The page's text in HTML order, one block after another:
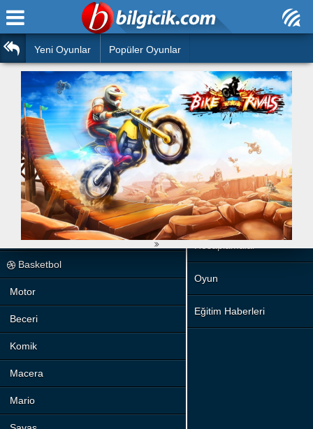
Araba
Bilardo
Barbie
Boyama
Futbol
Çocuk
Angry Birds
Silah
Basketbol
Motor
Beceri
Komik
Macera
Mario
Ana Sayfa
Bilmeceler
Bulmacalar
Duvar Yazıları
Hızlı Okuma Testi
Oyun
Eğitim Haberleri
Yeni Oyunlar Popüler Oyunlar